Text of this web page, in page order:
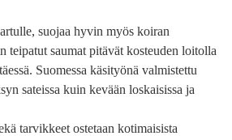
suojaa hyvin myös koiran
teipatut saumat pitävät kosteuden loitolla
Suomessa käsityönä valmistettu
sateissa kuin kevään loskaisissa ja
tarvikkeet ostetaan kotimaisista